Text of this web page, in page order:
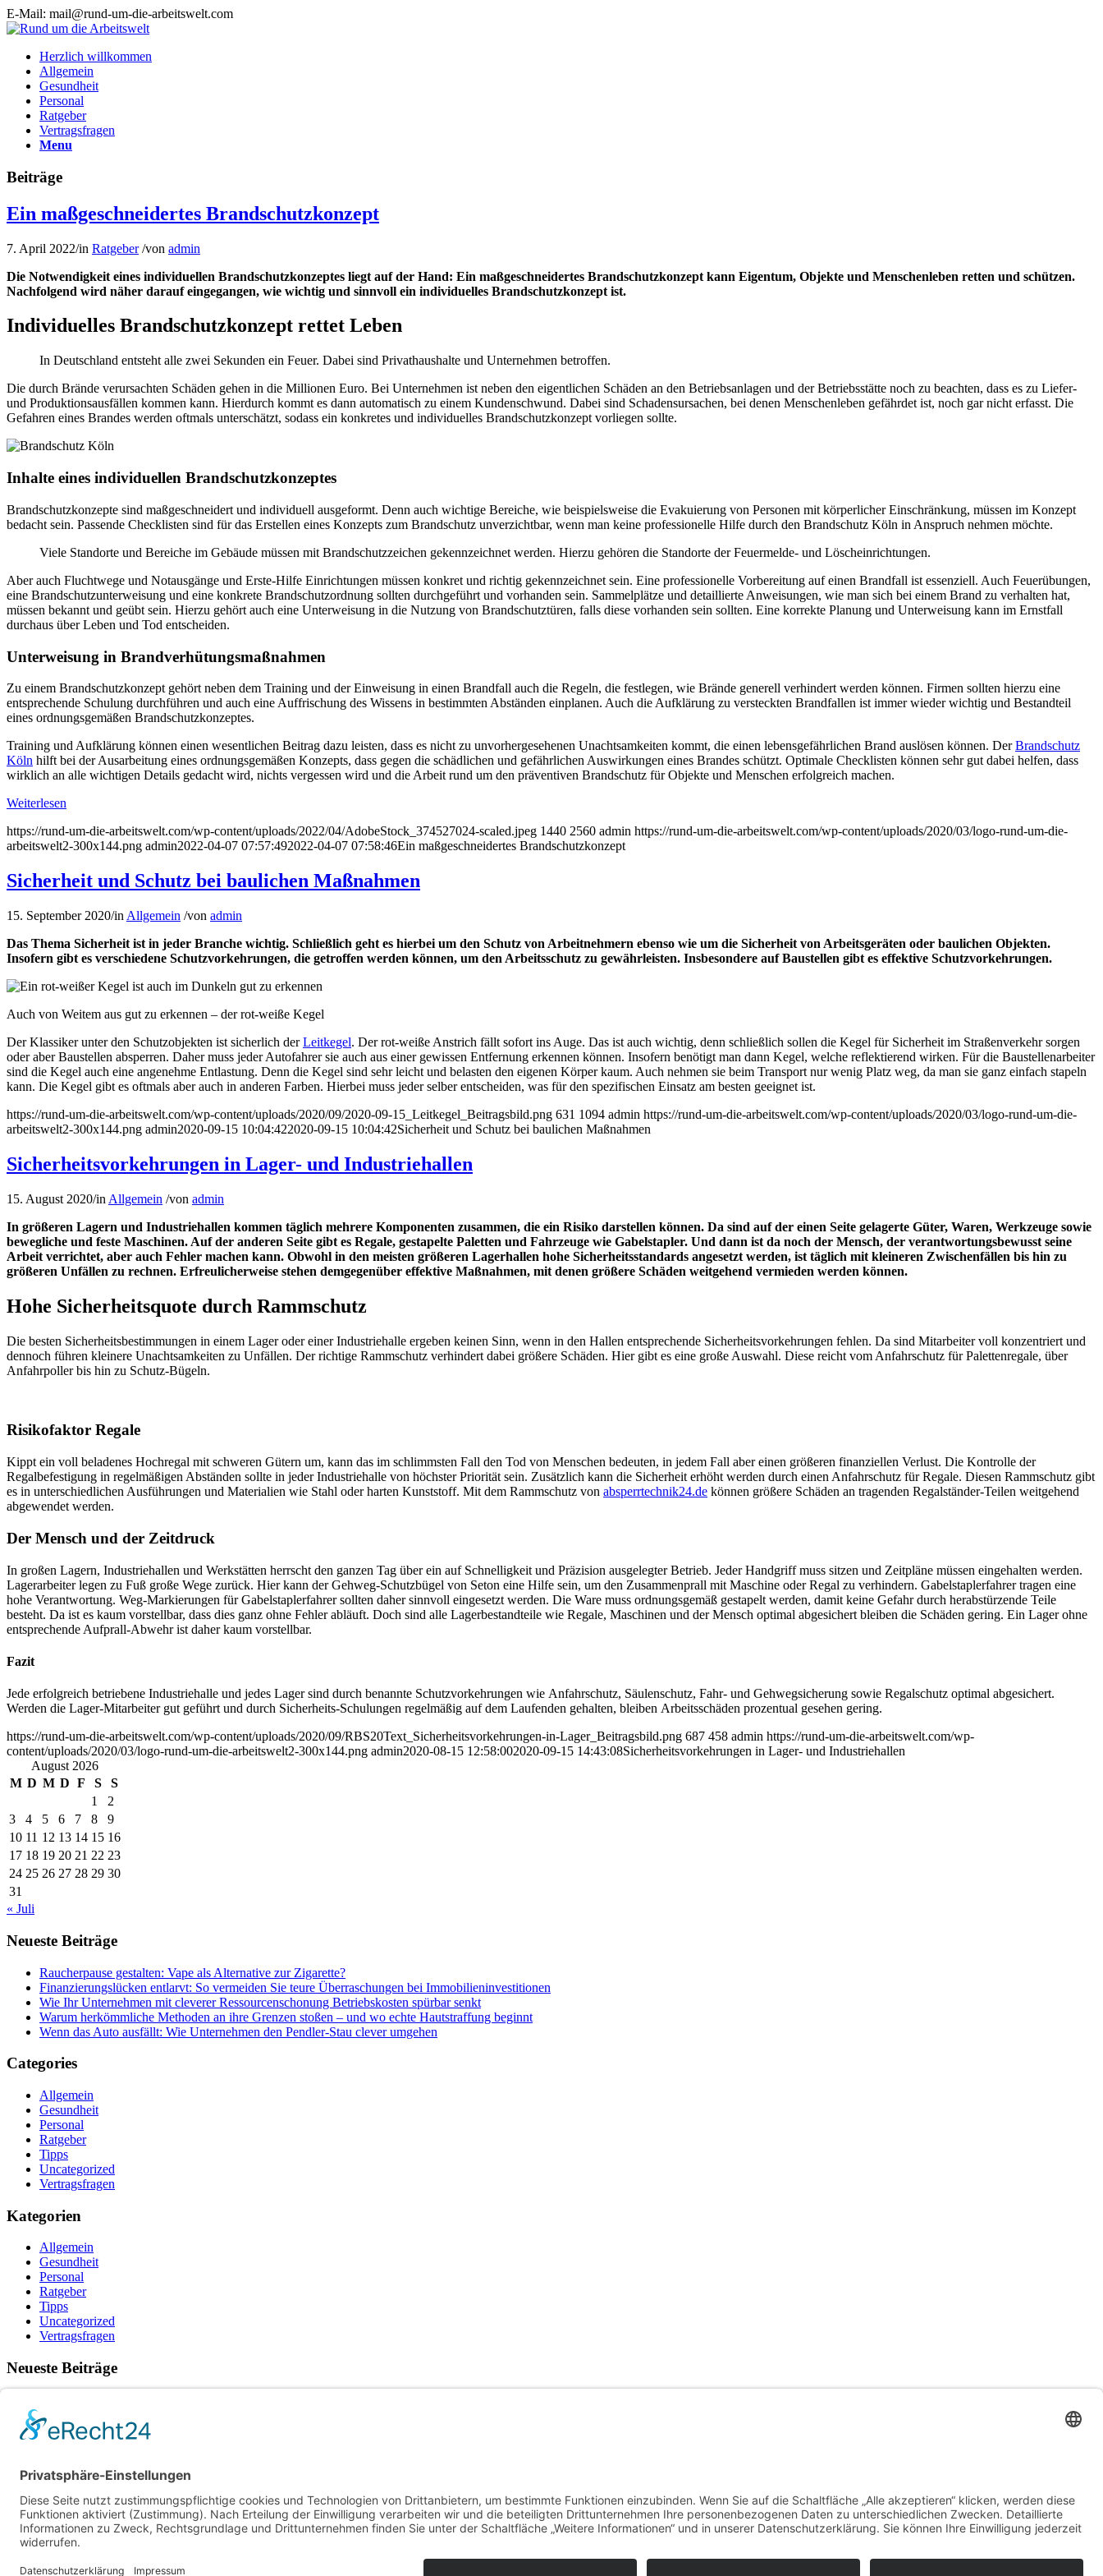
E-Mail: mail@rund-um-die-arbeitswelt.com
Herzlich willkommen
Allgemein
Gesundheit
Personal
Ratgeber
Vertragsfragen
Menu
Beiträge
Ein maßgeschneidertes Brandschutzkonzept
7. April 2022/in Ratgeber /von admin
Die Notwendigkeit eines individuellen Brandschutzkonzeptes liegt auf der Hand: Ein maßgeschneidertes Brandschutzkonzept kann Eigentum, Objekte und Menschenleben retten und schützen.
Nachfolgend wird näher darauf eingegangen, wie wichtig und sinnvoll ein individuelles Brandschutzkonzept ist.
Individuelles Brandschutzkonzept rettet Leben
In Deutschland entsteht alle zwei Sekunden ein Feuer. Dabei sind Privathaushalte und Unternehmen betroffen.
Die durch Brände verursachten Schäden gehen in die Millionen Euro. Bei Unternehmen ist neben den eigentlichen Schäden an den Betriebsanlagen und der Betriebsstätte noch zu beachten, dass es zu Liefer-
und Produktionsausfällen kommen kann. Hierdurch kommt es dann automatisch zu einem Kundenschwund. Dabei sind Schadensursachen, bei denen Menschenleben gefährdet ist, noch gar nicht erfasst. Die
Gefahren eines Brandes werden oftmals unterschätzt, sodass ein konkretes und individuelles Brandschutzkonzept vorliegen sollte.
Inhalte eines individuellen Brandschutzkonzeptes
Brandschutzkonzepte sind maßgeschneidert und individuell ausgeformt. Denn auch wichtige Bereiche, wie beispielsweise die Evakuierung von Personen mit körperlicher Einschränkung, müssen im Konzept
bedacht sein. Passende Checklisten sind für das Erstellen eines Konzepts zum Brandschutz unverzichtbar, wenn man keine professionelle Hilfe durch den Brandschutz Köln in Anspruch nehmen möchte.
Viele Standorte und Bereiche im Gebäude müssen mit Brandschutzzeichen gekennzeichnet werden. Hierzu gehören die Standorte der Feuermelde- und Löscheinrichtungen.
Aber auch Fluchtwege und Notausgänge und Erste-Hilfe Einrichtungen müssen konkret und richtig gekennzeichnet sein. Eine professionelle Vorbereitung auf einen Brandfall ist essenziell. Auch Feuerübungen,
eine Brandschutzunterweisung und eine konkrete Brandschutzordnung sollten durchgeführt und vorhanden sein. Sammelplätze und detaillierte Anweisungen, wie man sich bei einem Brand zu verhalten hat,
müssen bekannt und geübt sein. Hierzu gehört auch eine Unterweisung in die Nutzung von Brandschutztüren, falls diese vorhanden sein sollten. Eine korrekte Planung und Unterweisung kann im Ernstfall
durchaus über Leben und Tod entscheiden.
Unterweisung in Brandverhütungsmaßnahmen
Zu einem Brandschutzkonzept gehört neben dem Training und der Einweisung in einen Brandfall auch die Regeln, die festlegen, wie Brände generell verhindert werden können. Firmen sollten hierzu eine
entsprechende Schulung durchführen und auch eine Auffrischung des Wissens in bestimmten Abständen einplanen. Auch die Aufklärung zu versteckten Brandfallen ist immer wieder wichtig und Bestandteil
eines ordnungsgemäßen Brandschutzkonzeptes.
Training und Aufklärung können einen wesentlichen Beitrag dazu leisten, dass es nicht zu unvorhergesehenen Unachtsamkeiten kommt, die einen lebensgefährlichen Brand auslösen können. DerBrandschutz
Köln hilft bei der Ausarbeitung eines ordnungsgemäßen Konzepts, dass gegen die schädlichen und gefährlichen Auswirkungen eines Brandes schützt. Optimale Checklisten können sehr gut dabei helfen, dass
wirklich an alle wichtigen Details gedacht wird, nichts vergessen wird und die Arbeit rund um den präventiven Brandschutz für Objekte und Menschen erfolgreich machen.
Weiterlesen
https://rund-um-die-arbeitswelt.com/wp-content/uploads/2022/04/AdobeStock_374527024-scaled.jpeg 1440 2560 admin https://rund-um-die-arbeitswelt.com/wp-content/uploads/2020/03/logo-rund-um-die-
arbeitswelt2-300x144.png admin2022-04-07 07:57:492022-04-07 07:58:46Ein maßgeschneidertes Brandschutzkonzept
Sicherheit und Schutz bei baulichen Maßnahmen
15. September 2020/in Allgemein /von admin
Das Thema Sicherheit ist in jeder Branche wichtig. Schließlich geht es hierbei um den Schutz von Arbeitnehmern ebenso wie um die Sicherheit von Arbeitsgeräten oder baulichen Objekten.
Insofern gibt es verschiedene Schutzvorkehrungen, die getroffen werden können, um den Arbeitsschutz zu gewährleisten. Insbesondere auf Baustellen gibt es effektive Schutzvorkehrungen.
Auch von Weitem aus gut zu erkennen – der rot-weiße Kegel
Der Klassiker unter den Schutzobjekten ist sicherlich derLeitkegel. Der rot-weiße Anstrich fällt sofort ins Auge. Das ist auch wichtig, denn schließlich sollen die Kegel für Sicherheit im Straßenverkehr sorgen
oder aber Baustellen absperren. Daher muss jeder Autofahrer sie auch aus einer gewissen Entfernung erkennen können. Insofern benötigt man dann Kegel, welche reflektierend wirken. Für die Baustellenarbeiter
sind die Kegel auch eine angenehme Entlastung. Denn die Kegel sind sehr leicht und belasten den eigenen Körper kaum. Auch nehmen sie beim Transport nur wenig Platz weg, da man sie ganz einfach stapeln
kann. Die Kegel gibt es oftmals aber auch in anderen Farben. Hierbei muss jeder selber entscheiden, was für den spezifischen Einsatz am besten geeignet ist.
https://rund-um-die-arbeitswelt.com/wp-content/uploads/2020/09/2020-09-15_Leitkegel_Beitragsbild.png 631 1094 admin https://rund-um-die-arbeitswelt.com/wp-content/uploads/2020/03/logo-rund-um-die-
arbeitswelt2-300x144.png admin2020-09-15 10:04:422020-09-15 10:04:42Sicherheit und Schutz bei baulichen Maßnahmen
Sicherheitsvorkehrungen in Lager- und Industriehallen
15. August 2020/in Allgemein /von admin
In größeren Lagern und Industriehallen kommen täglich mehrere Komponenten zusammen, die ein Risiko darstellen können. Da sind auf der einen Seite gelagerte Güter, Waren, Werkzeuge sowie
bewegliche und feste Maschinen. Auf der anderen Seite gibt es Regale, gestapelte Paletten und Fahrzeuge wie Gabelstapler. Und dann ist da noch der Mensch, der verantwortungsbewusst seine
Arbeit verrichtet, aber auch Fehler machen kann. Obwohl in den meisten größeren Lagerhallen hohe Sicherheitsstandards angesetzt werden, ist täglich mit kleineren Zwischenfällen bis hin zu
größeren Unfällen zu rechnen. Erfreulicherweise stehen demgegenüber effektive Maßnahmen, mit denen größere Schäden weitgehend vermieden werden können.
Hohe Sicherheitsquote durch Rammschutz
Die besten Sicherheitsbestimmungen in einem Lager oder einer Industriehalle ergeben keinen Sinn, wenn in den Hallen entsprechende Sicherheitsvorkehrungen fehlen. Da sind Mitarbeiter voll konzentriert und
dennoch führen kleinere Unachtsamkeiten zu Unfällen. Der richtige Rammschutz verhindert dabei größere Schäden. Hier gibt es eine große Auswahl. Diese reicht vom Anfahrschutz für Palettenregale, über
Anfahrpoller bis hin zu Schutz-Bügeln.
Risikofaktor Regale
Kippt ein voll beladenes Hochregal mit schweren Gütern um, kann das im schlimmsten Fall den Tod von Menschen bedeuten, in jedem Fall aber einen größeren finanziellen Verlust. Die Kontrolle der
Regalbefestigung in regelmäßigen Abständen sollte in jeder Industriehalle von höchster Priorität sein. Zusätzlich kann die Sicherheit erhöht werden durch einen Anfahrschutz für Regale. Diesen Rammschutz gibt
es in unterschiedlichen Ausführungen und Materialien wie Stahl oder harten Kunststoff. Mit dem Rammschutz von absperrtechnik24.de können größere Schäden an tragenden Regalständer-Teilen weitgehend
abgewendet werden.
Der Mensch und der Zeitdruck
In großen Lagern, Industriehallen und Werkstätten herrscht den ganzen Tag über ein auf Schnelligkeit und Präzision ausgelegter Betrieb. Jeder Handgriff muss sitzen und Zeitpläne müssen eingehalten werden.
Lagerarbeiter legen zu Fuß große Wege zurück. Hier kann der Gehweg-Schutzbügel von Seton eine Hilfe sein, um den Zusammenprall mit Maschine oder Regal zu verhindern. Gabelstaplerfahrer tragen eine
hohe Verantwortung. Weg-Markierungen für Gabelstaplerfahrer sollten daher sinnvoll eingesetzt werden. Die Ware muss ordnungsgemäß gestapelt werden, damit keine Gefahr durch herabstürzende Teile
besteht. Da ist es kaum vorstellbar, dass dies ganz ohne Fehler abläuft. Doch sind alle Lagerbestandteile wie Regale, Maschinen und der Mensch optimal abgesichert bleiben die Schäden gering. Ein Lager ohne
entsprechende Aufprall-Abwehr ist daher kaum vorstellbar.
Fazit
Jede erfolgreich betriebene Industriehalle und jedes Lager sind durch benannte Schutzvorkehrungen wie Anfahrschutz, Säulenschutz, Fahr- und Gehwegsicherung sowie Regalschutz optimal abgesichert.
Werden die Lager-Mitarbeiter gut geführt und durch Sicherheits-Schulungen regelmäßig auf dem Laufenden gehalten, bleiben Arbeitsschäden prozentual gesehen gering.
https://rund-um-die-arbeitswelt.com/wp-content/uploads/2020/09/RBS20Text_Sicherheitsvorkehrungen-in-Lager_Beitragsbild.png 687 458 admin https://rund-um-die-arbeitswelt.com/wp-
content/uploads/2020/03/logo-rund-um-die-arbeitswelt2-300x144.png admin2020-08-15 12:58:002020-09-15 14:43:08Sicherheitsvorkehrungen in Lager- und Industriehallen
August 2026
M D M D F S
S
1
2
3
4 5 6 7 8
9
10 11 12 13 14 15 16
17 18 19 20 21 22 23
24 25 26 27 28 29 30
31
« Juli
Neueste Beiträge
Raucherpause gestalten: Vape als Alternative zur Zigarette?
Finanzierungslücken entlarvt: So vermeiden Sie teure Überraschungen bei Immobilieninvestitionen
Wie Ihr Unternehmen mit cleverer Ressourcenschonung Betriebskosten spürbar senkt
Warum herkömmliche Methoden an ihre Grenzen stoßen – und wo echte Hautstraffung beginnt
Wenn das Auto ausfällt: Wie Unternehmen den Pendler-Stau clever umgehen
Categories
Allgemein
Gesundheit
Personal
Ratgeber
Tipps
Uncategorized
Vertragsfragen
Kategorien
Allgemein
Gesundheit
Personal
Ratgeber
Tipps
Uncategorized
Vertragsfragen
Neueste Beiträge
Finanzierungslücken entlarvt: So vermeiden Sie teure Überraschungen bei Immobilieninvestitionen
Wie Ihr Unternehmen mit cleverer Ressourcenschonung Betriebskosten spürbar senkt
Warum herkömmliche Methoden an ihre Grenzen stoßen – und wo echte Hautstraffung beginnt
© Copyright - Rund um die Arbeitswelt
Facebook
Instagram
Mail
Datenschutz